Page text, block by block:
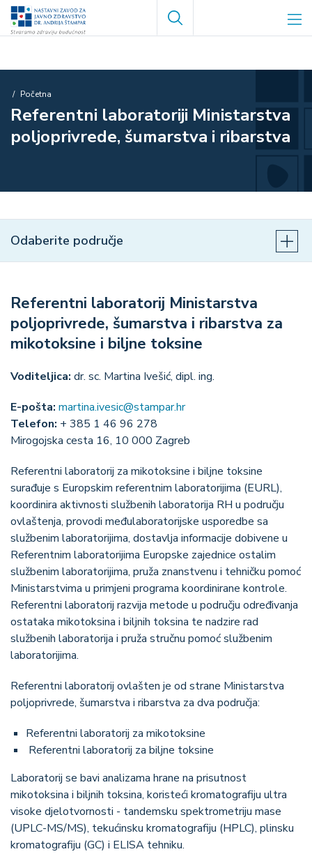
Skoči
Search
Breadcrumb
Početna
Referentni laboratoriji Ministarstva
poljoprivrede, šumarstva i ribarstva
Odaberite područje
Referentni laboratorij Ministarstva
poljoprivrede, šumarstva i ribarstva za
mikotoksine i biljne toksine
Voditeljica: dr. sc. Martina Ivešić, dipl. ing.
E-pošta: martina.ivesic@stampar.hr
Telefon: + 385 1 46 96 278
Mirogojska cesta 16, 10 000 Zagreb
Referentni laboratorij za mikotoksine i biljne toksine
surađuje s Europskim referentnim laboratorijima (EURL),
koordinira aktivnosti službenih laboratorija RH u području
ovlaštenja, provodi međulaboratorijske usporedbe sa
službenim laboratorijima, dostavlja informacije dobivene u
Referentnim laboratorijima Europske zajednice ostalim
službenim laboratorijima, pruža znanstvenu i tehničku pomoć
Ministarstvima u primjeni programa koordinirane kontrole.
Referentni laboratorij razvija metode u području određivanja
ostataka mikotoksina i biljnih toksina te nadzire rad
službenih laboratorija i pruža stručnu pomoć službenim
laboratorijima.
Referentni laboratorij ovlašten je od strane Ministarstva
poljoprivrede, šumarstva i ribarstva za dva područja:
Referentni laboratorij za mikotoksine
Referentni laboratorij za biljne toksine
Laboratorij se bavi analizama hrane na prisutnost
mikotoksina i biljnih toksina, koristeći kromatografiju ultra
visoke djelotvornosti - tandemsku spektrometriju mase
(UPLC-MS/MS), tekućinsku kromatografiju (HPLC), plinsku
kromatografiju (GC) i ELISA tehniku.